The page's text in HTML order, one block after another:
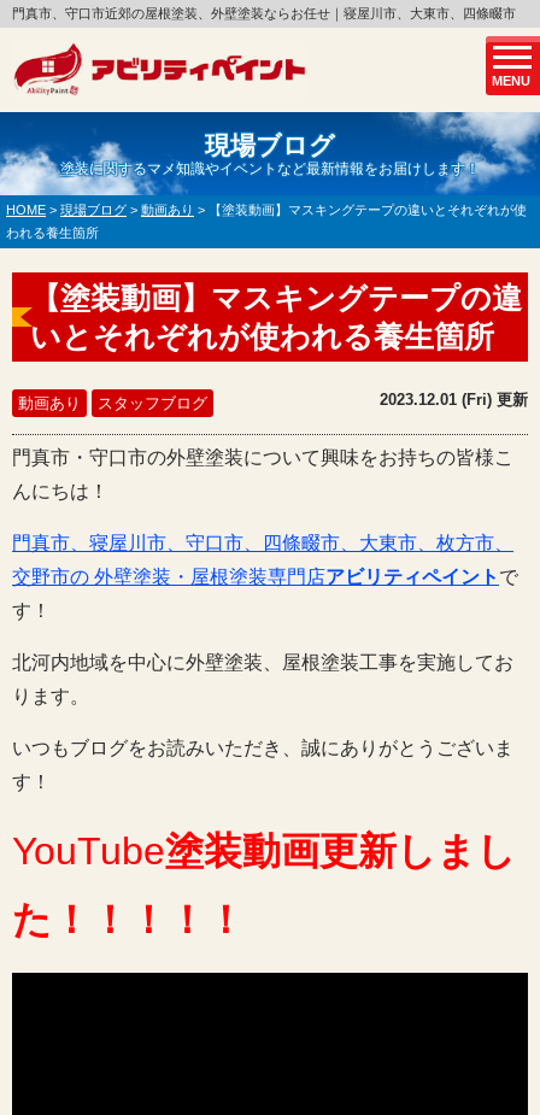
MENU
門真市、守口市近郊の屋根塗装、外壁塗装ならお任せ｜寝屋川市、大東市、四條畷市
現場ブログ
塗装に関するマメ知識やイベントなど最新情報をお届けします！
HOME > 現場ブログ > 動画あり >
【塗装動画】マスキングテープの違いとそれぞれが使
われる養生箇所
【塗装動画】マスキングテープの違
いとそれぞれが使われる養生箇所
動画あり スタッフブログ 2023.12.01 (Fri) 更新
門真市・守口市の外壁塗装について興味をお持ちの皆様こ
んにちは！
門真市、寝屋川市、守口市、四條畷市、大東市、枚方市、
交野市の 外壁塗装・屋根塗装専門店アビリティペイント で
す！
北河内地域を中心に外壁塗装、屋根塗装工事を実施してお
ります。
いつもブログをお読みいただき、誠にありがとうございま
す！
YouTube塗装動画更新しまし
た ！！！！！